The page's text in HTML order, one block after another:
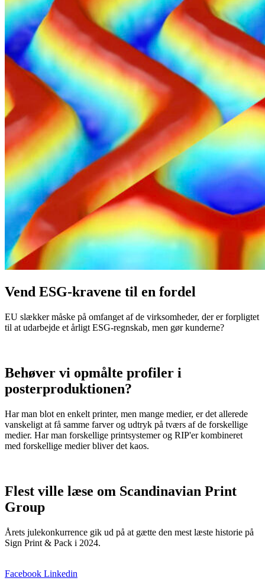
Vend ESG-kravene til en fordel
EU slækker måske på omfanget af de virksomheder, der er forpligtet
til at udarbejde et årligt ESG-regnskab, men gør kunderne?
Behøver vi opmålte profiler i
posterproduktionen?
Har man blot en enkelt printer, men mange medier, er det allerede
vanskeligt at få samme farver og udtryk på tværs af de forskellige
medier. Har man forskellige printsystemer og RIP'er kombineret
med forskellige medier bliver det kaos.
Flest ville læse om Scandinavian Print
Group
Årets julekonkurrence gik ud på at gætte den mest læste historie på
Sign Print & Pack i 2024.
Facebook Linkedin